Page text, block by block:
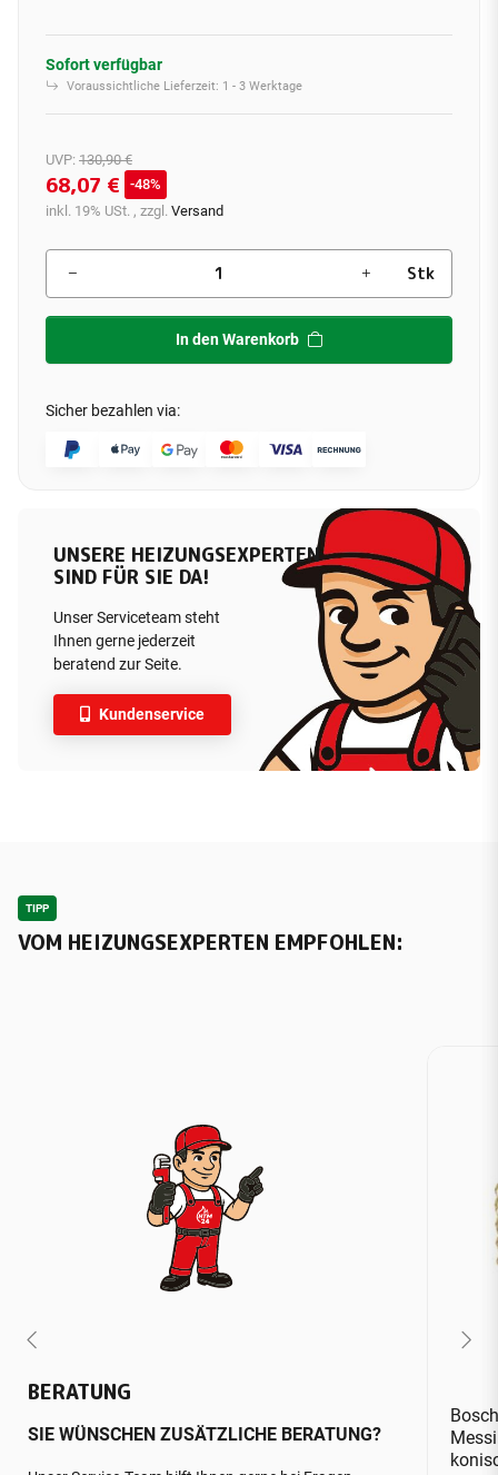
Sofort verfügbar
Voraussichtliche Lieferzeit: 1 - 3 Werktage
UVP: 130,90 €
68,07 €
48%
inkl. 19% USt. , zzgl. Versand
Stk
In den Warenkorb
Sicher bezahlen via:
UNSERE HEIZUNGSEXPERTEN
SIND FÜR SIE DA!
Unser Serviceteam steht
Ihnen gerne jederzeit
beratend zur Seite.
Kundenservice
TIPP
VOM HEIZUNGSEXPERTEN EMPFOHLEN:
BERATUNG
SIE WÜNSCHEN ZUSÄTZLICHE BERATUNG?